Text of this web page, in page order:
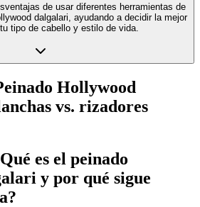
de usar diferentes herramientas de
dalgalari, ayudando a decidir la mejor
tipo de cabello y estilo de vida.
Hollywood
vs. rizadores
es el peinado
y por qué sigue